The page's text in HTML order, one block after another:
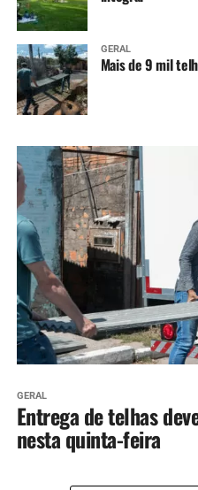
GERAL
Mais de 9 mil
GERAL
Entrega de telhas
nesta quinta-feira